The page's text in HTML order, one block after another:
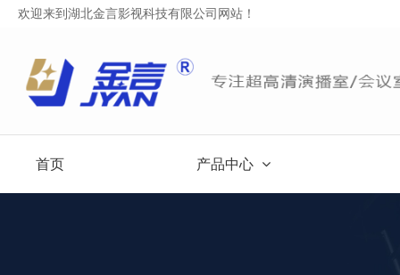
欢迎来到湖北金言影视科技有限公司网站！
首页 产品中心